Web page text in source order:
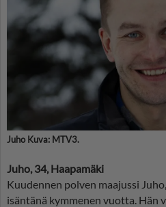
Juho Kuva: MTV3.
Juho, 34, Haapamäki
Kuudennen polven maajussi
isäntänä kymmenen vuotta. Hän